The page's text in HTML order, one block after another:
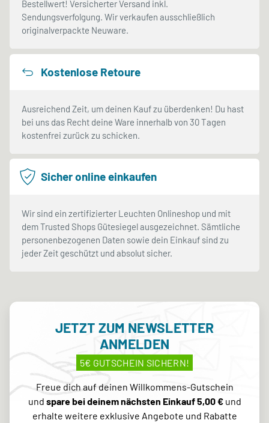
Bestellwert! Versicherter Versand inkl.
Sendungsverfolgung. Wir verkaufen ausschließlich
originalverpackte Neuware.
Kostenlose Retoure
Ausreichend Zeit, um deinen Kauf zu überdenken! Du hast
bei uns das Recht deine Ware innerhalb von 30 Tagen
kostenfrei zurück zu schicken.
Sicher online einkaufen
Wir sind ein zertifizierter Leuchten Onlineshop und mit
dem Trusted Shops Gütesiegel ausgezeichnet. Sämtliche
personenbezogenen Daten sowie dein Einkauf sind zu
jeder Zeit geschützt und absolut sicher.
JETZT ZUM NEWSLETTER
ANMELDEN
5€ GUTSCHEIN SICHERN!
Freue dich auf deinen Willkommens-Gutschein
und spare bei deinem nächsten Einkauf 5,00 €und
erhalte weitere exklusive Angebote und Rabatte